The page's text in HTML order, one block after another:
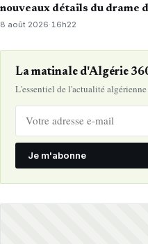
nouveaux détails du drame
8 août 2026·16h22
La matinale d'Algérie
L'essentiel de l'actualité
Je m'abonne